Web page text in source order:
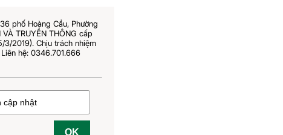
phố Hoàng Cầu, Phường
TRUYỀN THÔNG cấp
2019). Chịu trách nhiệm
hệ: 0346.701.666
OK